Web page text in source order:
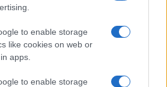
to enable storage
like cookies on web or
apps.
to enable storage
matières premières corrigent en août